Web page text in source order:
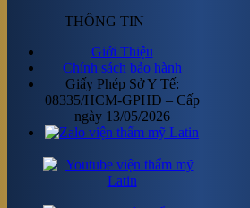
THÔNG TIN
Giới Thiệu
Chính sách bảo hành
Giấy Phép Sở Y Tế:
08335/HCM-GPHĐ – Cấp
ngày 13/05/2026